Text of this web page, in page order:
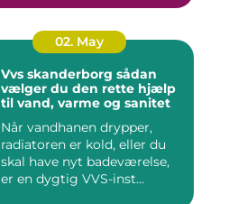
02. May
Vvs skanderborg sådan
vælger du den rette hjælp
til vand, varme og sanitet
Når vandhanen drypper,
radiatoren er kold, eller du
skal have nyt badeværelse,
er en dygtig VVS-inst...